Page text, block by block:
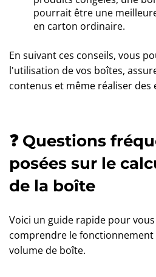
pourrait être une
en carton ordinaire.
En suivant ces conseils, vous
l'utilisation de vos boîtes,
contenus et même réaliser des
❓ Questions
posées sur le
de la boîte
Voici un guide rapide pour
comprendre le
volume de boîte.